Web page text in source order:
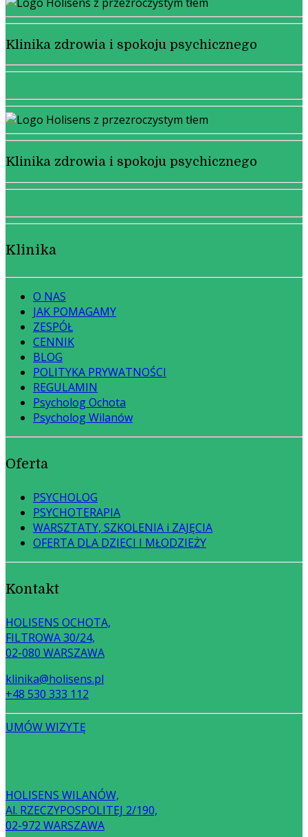
Klinika zdrowia i spokoju psychicznego
Klinika zdrowia i spokoju psychicznego
Klinika
O NAS
JAK POMAGAMY
ZESPÓŁ
CENNIK
BLOG
POLITYKA PRYWATNOŚCI
REGULAMIN
Psycholog Ochota
Psycholog Wilanów
Oferta
PSYCHOLOG
PSYCHOTERAPIA
WARSZTATY, SZKOLENIA i ZAJĘCIA
OFERTA DLA DZIECI I MŁODZIEŻY
Kontakt
HOLISENS OCHOTA,
FILTROWA 30/24,
02-080 WARSZAWA
klinika@holisens.pl
+48 530 333 112
UMÓW WIZYTĘ
HOLISENS WILANÓW,
Al. RZECZYPOSPOLITEJ 2/190,
02-972 WARSZAWA